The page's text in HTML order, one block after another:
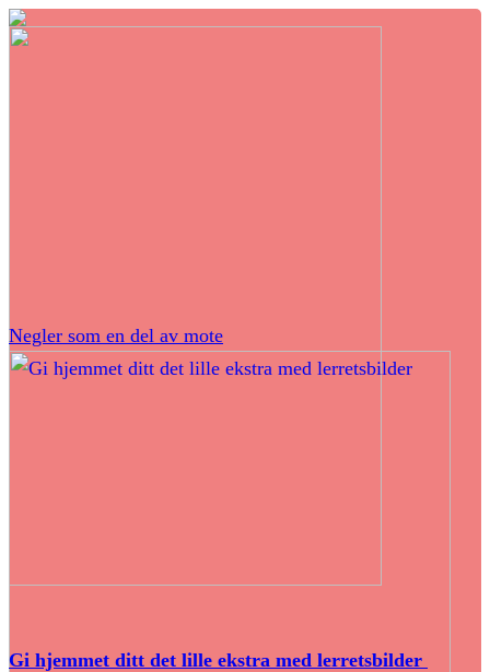
Negler som en del av mote
Gi hjemmet ditt det lille ekstra med lerretsbilder